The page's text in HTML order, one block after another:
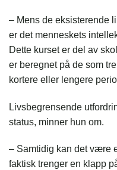
– Mens de eksisterende
er det menneskets
Dette kurset er del av
er beregnet på de som
kortere eller lengere
Livsbegrensende
status, minner hun om.
– Samtidig kan det være
faktisk trenger en klapp